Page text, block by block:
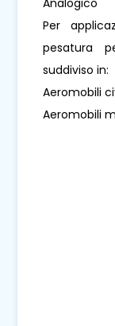
Per
pesatura
suddiviso in:
Aeromobili
Aeromobili